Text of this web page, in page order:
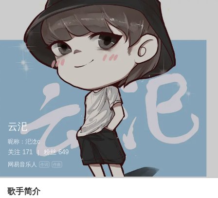
云汜
昵称： 汜淰c
关注 171 粉丝 649
网易音乐人 作词 作曲
歌手简介